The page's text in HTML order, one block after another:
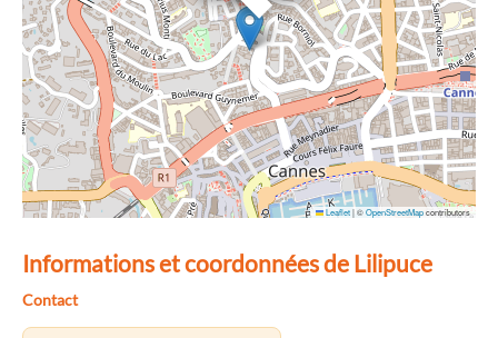
Leaflet|©OpenStreetMapcontributors
Informations et coordonnées de Lilipuce
Contact